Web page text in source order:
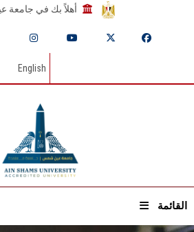
أهلاً بك في
English
القائمة